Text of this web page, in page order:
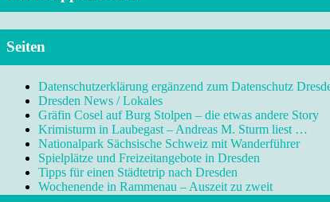
Seiten
Datenschutzerklärung ergänzend zum Datenschutz
Dresden News / Lokales
Gräfin Cosel auf Burg Stolpen – die etwas andere Story
Krimisturm in Laubegast – Andreas M. Sturm liest …
Nationalpark Sächsische Schweiz mit Wanderführer
Spielplätze und Freizeitangebote in Dresden
Tipps für einen Städtetrip nach Dresden
Wochenende in Rammenau – Auszeit zu zweit